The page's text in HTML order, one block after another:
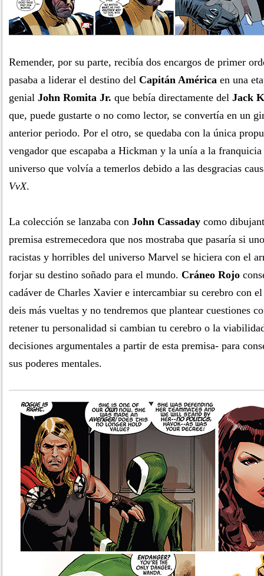
Remender, por su parte, recibía dos encargos de primer
pasaba a liderar el destino del Capitán América en una
genial John Romita Jr. que bebía directamente del Jack
que, puede gustarte o no como lector, se convertía en un
anterior periodo. Por el otro, se quedaba con la única
vengador que escapaba a Hickman y la unía a la
universo que volvía a temerlos debido a las desgracias
VvX.
La colección se lanzaba con John Cassaday como
premisa estremecedora que nos mostraba que pasaría si
racistas y horribles del universo Marvel se hiciera con el
forjar su destino soñado para el mundo. Cráneo Rojo
cadáver de Charles Xavier e intercambiar su cerebro con
deis más vueltas y no tendremos que plantear cuestiones
retener tu personalidad si cambian tu cerebro o la
decisiones argumentales a partir de esta premisa- para
sus poderes mentales.